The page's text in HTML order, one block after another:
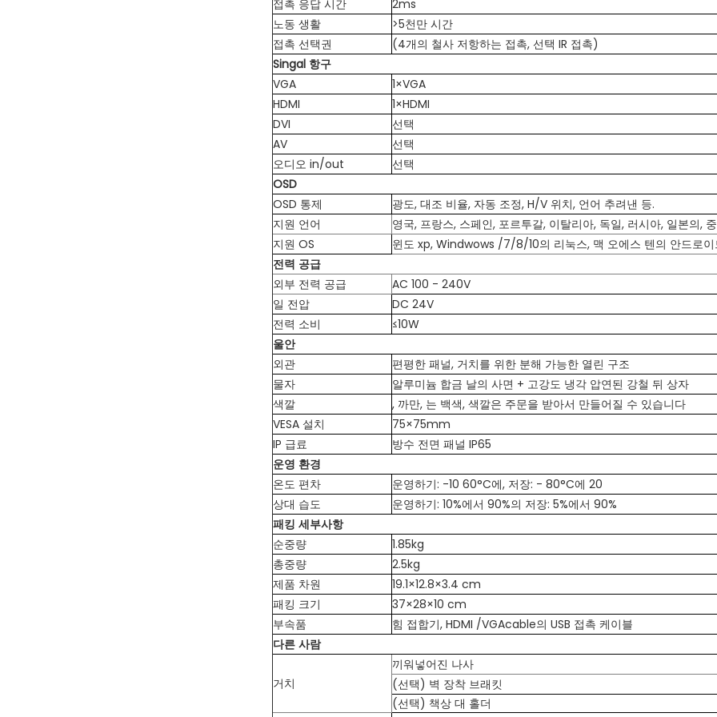
접촉 응답 시간
2ms
노동 생활
>5천만 시간
접촉 선택권
(4개의 철사 저항하는 접촉, 선택 IR 접촉)
Singal 항구
VGA
1×VGA
HDMI
1×HDMI
DVI
선택
AV
선택
오디오 in/out
선택
OSD
OSD 통제
광도, 대조 비율, 자동 조정, H/V 위치, 언어 추려낸 등.
지원 언어
영국, 프랑스, 스페인, 포르투갈, 이탈리아, 독일, 러시아, 일본의,
지원 OS
윈도 xp, Windwows /7/8/10의 리눅스, 맥 오에스 텐의 안드로
전력 공급
외부 전력 공급
AC 100 - 240V
일 전압
DC 24V
전력 소비
≤10W
울안
외관
편평한 패널, 거치를 위한 분해 가능한 열린 구조
물자
알루미늄 합금 날의 사면 + 고강도 냉각 압연된 강철 뒤 상자
색깔
, 까만, 는 백색, 색깔은 주문을 받아서 만들어질 수 있습니다
VESA 설치
75×75mm
IP 급료
방수 전면 패널 IP65
운영 환경
온도 편차
운영하기: -10 60°C에, 저장: - 80°C에 20
상대 습도
운영하기: 10%에서 90%의 저장: 5%에서 90%
패킹 세부사항
순중량
1.85kg
총중량
2.5kg
제품 차원
19.1×12.8×3.4 cm
패킹 크기
37×28×10 cm
부속품
힘 접합기, HDMI /VGAcable의 USB 접촉 케이블
다른 사람
거치
끼워넣어진 나사
(선택) 벽 장착 브래킷
(선택) 책상 대 홀더